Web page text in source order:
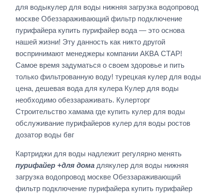
для водыкулер для воды нижняя загрузка водопровод
москве Обеззараживающий фильтр подключение
пурифайера купить пурифайер вода — это основа
нашей жизни! Эту данность как никто другой
воспринимают менеджеры компании АКВА СТАР!
Самое время задуматься о своем здоровье и пить
только фильтрованную воду! турецкая кулер для воды
цена, дешевая вода для кулера Кулер для воды
необходимо обеззараживать. Кулерторг
Строительство хамама где купить кулер для воды
обслуживание пурифайеров кулер для воды ростов
дозатор воды бвг
Картриджи для воды надлежит регулярно менять
пурифайер +для дома длякулер для воды нижняя
загрузка водопровод москве Обеззараживающий
фильтр подключение пурифайера купить пурифайер